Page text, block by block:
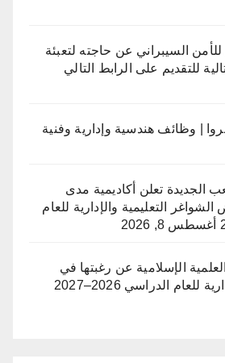
السيبراني عن حاجته لتعبئة
للتقديم على الرابط التالي
| وظائف هندسية وإدارية وفنية
الجديدة تعلن أكاديمية مدى
التعليمية والإدارية للعام
أغسطس 8, 2026
الإسلامية عن رغبتها في
الدراسي 2026–2027